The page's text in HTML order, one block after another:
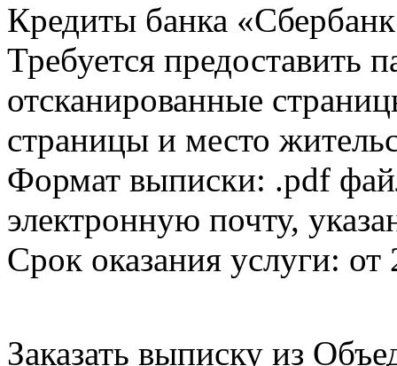
Кредиты банка
Требуется предоставить
отсканированные
страницы и место
Формат выписки: .pdf
электронную почту,
Срок оказания услуги: от
Заказать выписку из